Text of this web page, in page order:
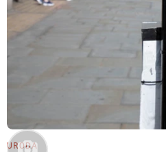
URODA